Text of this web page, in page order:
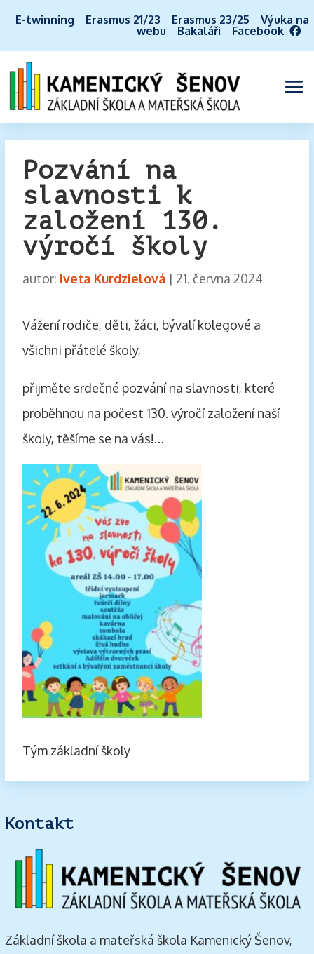
E-twinning Erasmus 21/23 Erasmus 23/25
Výuka na
webu
Bakaláři Facebook
Pozvání na
slavnosti k
založení 130.
výročí školy
autor: Iveta Kurdzielová| 21. června 2024
Vážení rodiče, děti, žáci, bývalí kolegové a
všichni přátelé školy,
přijměte srdečné pozvání na slavnosti, které
proběhnou na počest 130. výročí založení naší
školy, těšíme se na vás!…
Tým základní školy
Kontakt
Základní škola a mateřská škola Kamenický Šenov,